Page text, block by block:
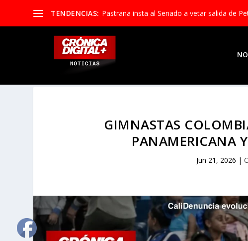
TENDENCIAS: Pastrana insta al Senado a vetar salida de
GIMNASTAS
PANAMERICANA
Jun 21, 2026 |